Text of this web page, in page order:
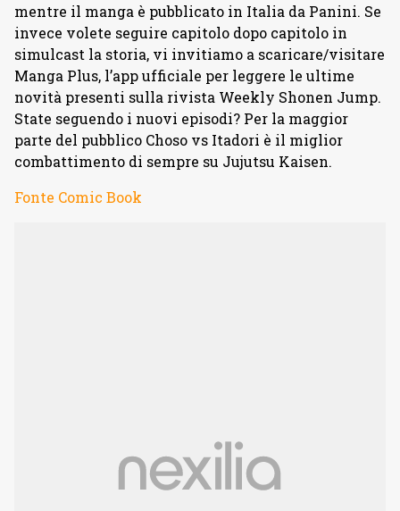
mentre il manga è pubblicato in Italia da Panini. Se
invece volete seguire capitolo dopo capitolo in
simulcast la storia, vi invitiamo a scaricare/visitare
Manga Plus, l’app ufficiale per leggere le ultime
novità presenti sulla rivista Weekly Shonen Jump.
State seguendo i nuovi episodi? Per la maggior
parte del pubblico Choso vs Itadori è il miglior
combattimento di sempre su Jujutsu Kaisen.
Fonte Comic Book